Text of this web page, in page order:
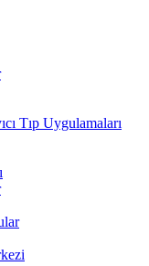
Tıp Uygulamaları